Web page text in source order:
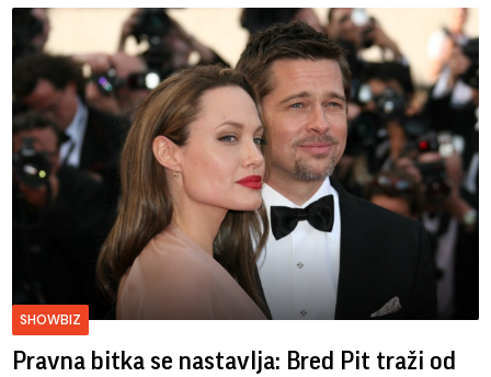
SHOWBIZ
Pravna bitka se nastavlja: Bred ​​Pit traži od